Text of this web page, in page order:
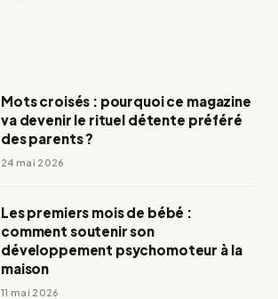
Mots croisés : pourquoi ce magazine
va devenir le rituel détente préféré
des parents ?
24 mai 2026
Les premiers mois de bébé :
comment soutenir son
développement psychomoteur à la
maison
11 mai 2026